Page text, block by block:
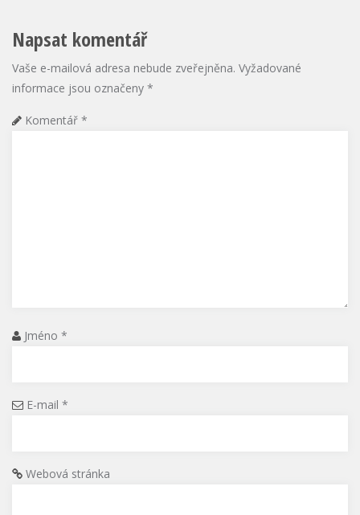
Napsat komentář
Vaše e-mailová adresa nebude zveřejněna. Vyžadované
informace jsou označeny *
Komentář *
Jméno *
E-mail *
Webová stránka